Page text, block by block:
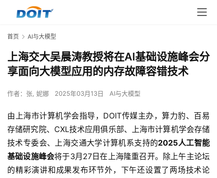
首页 AI与大模型
上海交大吴晨涛教授将在AI基础设施峰会分
享面向大模型应用的内存故障容错技术
作者： 张, 妮娜 2025年03月13日 AI与大模型
由上海市计算机学会指导，DOIT传媒主办，算力豹、百易
存储研究院、CXL技术应用俱乐部、上海市计算机学会存储
技术专委会、上海交通大学计算机系支持的2025人工智能
基础设施峰会将于3月27日在上海隆重召开。除上午主论坛
的精彩演讲和成果发布环节外，下午还设置了两场技术论